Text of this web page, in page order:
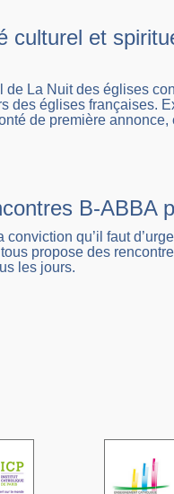
culturel et
La Nuit des églises
des églises françaises.
de première
B-ABBA
qu’il faut
propose des
les jours.